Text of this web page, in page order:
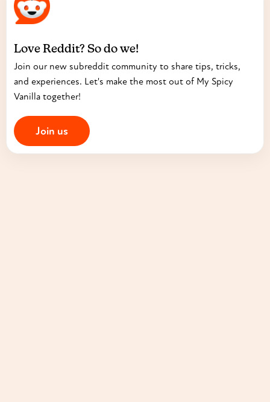
Love Reddit? So do we!
Join our new subreddit community to share tips, tricks,
and experiences. Let's make the most out of My Spicy
Vanilla together!
Join us